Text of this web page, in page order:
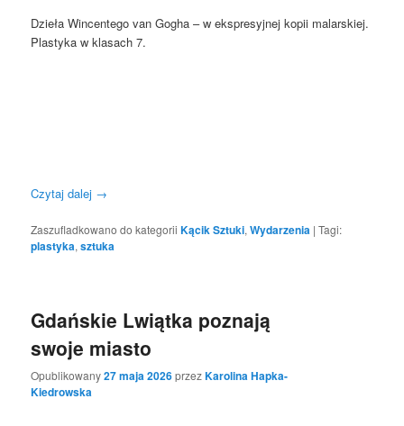
Dzieła Wincentego van Gogha – w ekspresyjnej kopii malarskiej.
Plastyka w klasach 7.
Czytaj dalej →
Zaszufladkowano do kategorii Kącik Sztuki,Wydarzenia |Tagi:
plastyka,sztuka
Gdańskie Lwiątka poznają
swoje miasto
Opublikowany27 maja 2026przezKarolina Hapka-
Kiedrowska